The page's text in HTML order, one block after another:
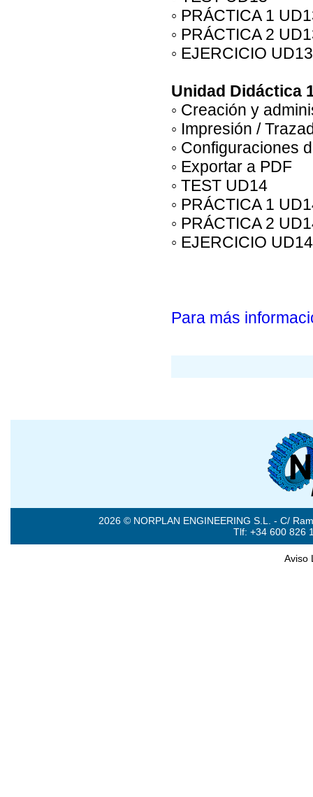
◦ PRÁCTICA 1
◦ PRÁCTICA 2
◦ EJERCICIO
Unidad Didáctica
◦ Creación y
◦ Impresión /
◦ Configuraciones
◦ Exportar a PDF
◦ TEST UD14
◦ PRÁCTICA 1
◦ PRÁCTICA 2
◦ EJERCICIO
Para más
2026 © NORPLAN ENGINEERING S.L. - C/
Tlf: +34 600 826
Aviso